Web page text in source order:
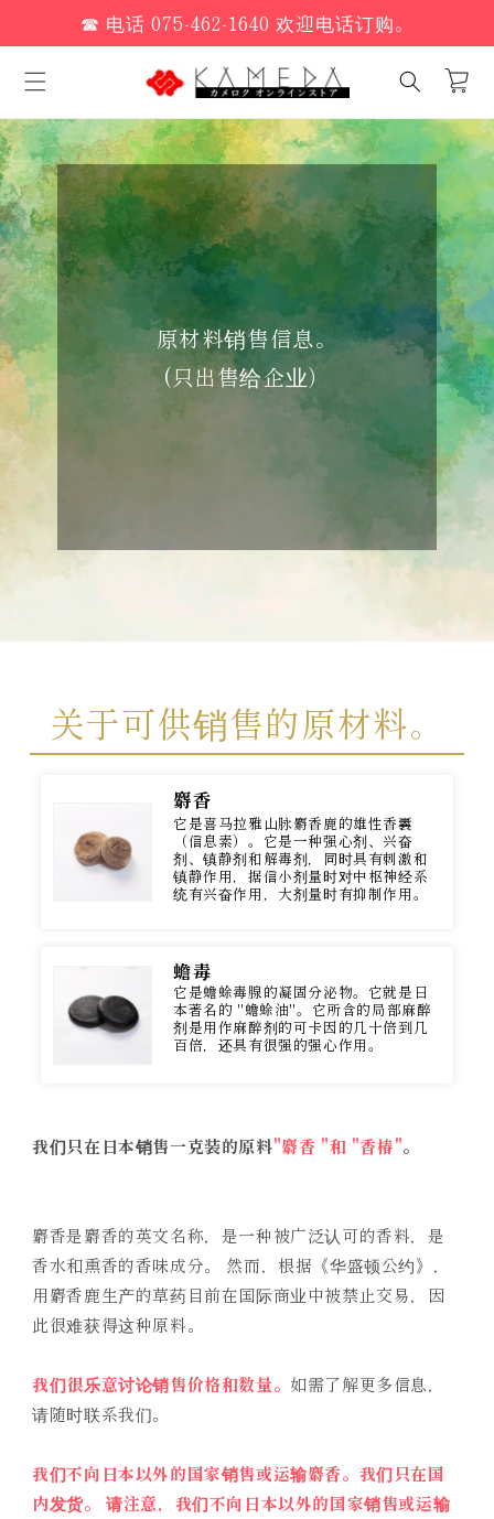
跳至内☎ 电话 075-462-1640 欢迎电话订购。
手
推
原材料销售信息。
(只出售给企业）
关于可供销售的原材料。
麝香
它是喜马拉雅山脉麝香鹿的雄性香囊
（信息素）。它是一种强心剂、兴奋
剂、镇静剂和解毒剂，同时具有刺激和
镇静作用，据信小剂量时对中枢神经系
统有兴奋作用，大剂量时有抑制作用。
蟾毒
它是蟾蜍毒腺的凝固分泌物。它就是日
本著名的 "蟾蜍油"。它所含的局部麻醉
剂是用作麻醉剂的可卡因的几十倍到几
百倍，还具有很强的强心作用。
我们只在日本销售一克装的原料"麝香 "和 "香椿"。
麝香是麝香的英文名称，是一种被广泛认可的香料，是
香水和熏香的香味成分。 然而，根据《华盛顿公约》，
用麝香鹿生产的草药目前在国际商业中被禁止交易，因
此很难获得这种原料。
我们很乐意讨论销售价格和数量。 如需了解更多信息，
请随时联系我们。
我们不向日本以外的国家销售或运输麝香。我们只在国
内发货。 请注意，我们不向日本以外的国家销售或运输